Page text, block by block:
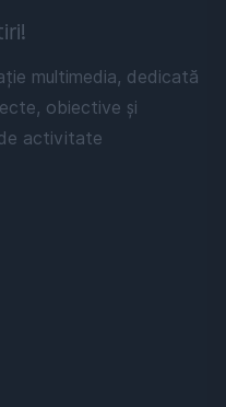
multimedia, dedicată
obiective și
activitate